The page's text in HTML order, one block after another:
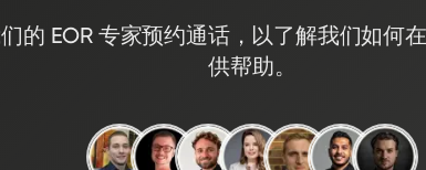
的 EOR 专家预约通话，以了解我们如何
供帮助。